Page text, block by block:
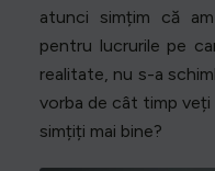
atunci simțim că
pentru lucrurile pe
realitate, nu s-a
vorba de cât timp veți
simțiți mai bine?